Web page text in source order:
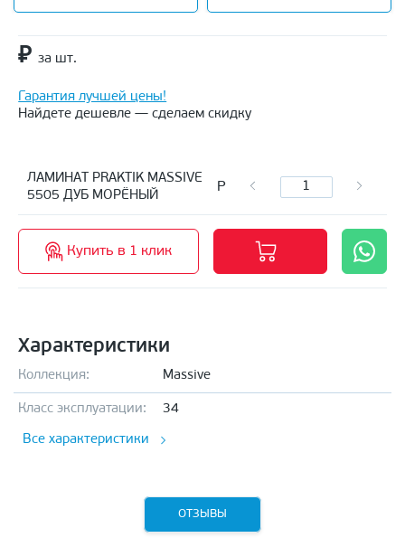
₽ за шт.
Гарантия лучшей цены!
Найдете дешевле — сделаем скидку
ЛАМИНАТ PRAKTIK MASSIVE
5505 ДУБ МОРЁНЫЙ
Р
Купить в 1 клик
Характеристики
Коллекция: Massive
Класс эксплуатации: 34
Все характеристики
ОТЗЫВЫ